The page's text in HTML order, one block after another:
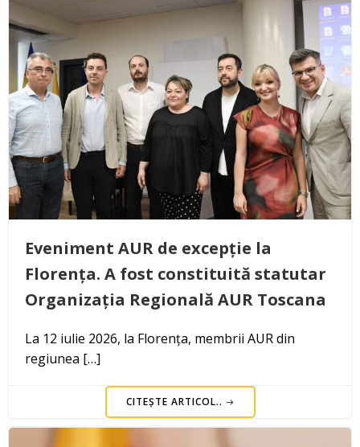
Eveniment AUR de excepție la
Florența. A fost constituită statutar
Organizația Regională AUR Toscana
La 12 iulie 2026, la Florența, membrii AUR din
regiunea […]
CITEȘTE ARTICOL..